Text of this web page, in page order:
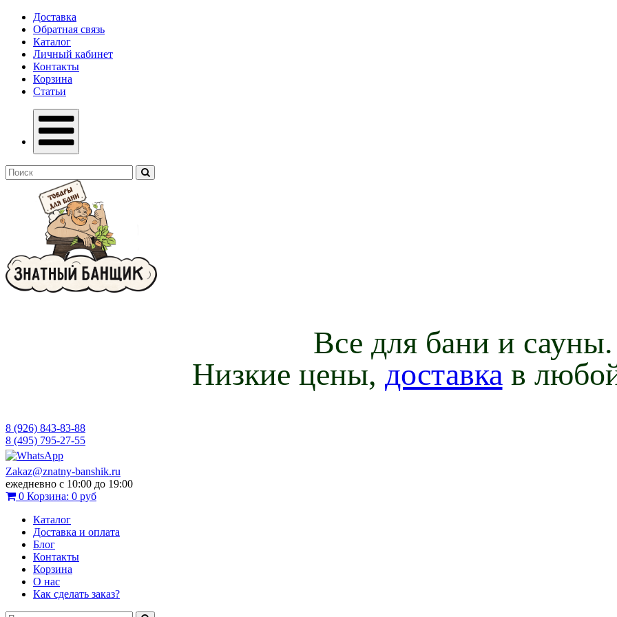
Доставка
Обратная связь
Каталог
Личный кабинет
Контакты
Корзина
Статьи
Все для бани и сауны.
Низкие цены, доставка в
8 (926) 843-83-88
8 (495) 795-27-55
Zakaz@znatny-banshik.ru
ежедневно с 10:00 до 19:00
0 Корзина: 0 руб
Каталог
Доставка и оплата
Блог
Контакты
Корзина
О нас
Как сделать заказ?